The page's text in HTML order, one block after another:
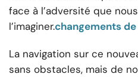
face à l’adversité que
l’imaginer.changements
La navigation sur ce
sans obstacles, mais de